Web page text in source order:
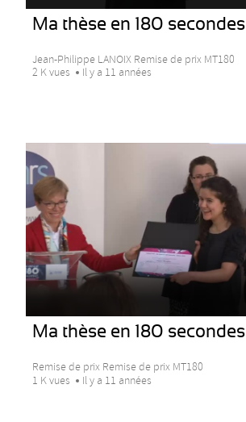
Ma thèse en 180 secondes
Jean-Philippe LANOIX Remise de prix MT180
2 K vues
Il y a 11 années
Ma thèse en 180 secondes
Remise de prix Remise de prix MT180
1 K vues
Il y a 11 années